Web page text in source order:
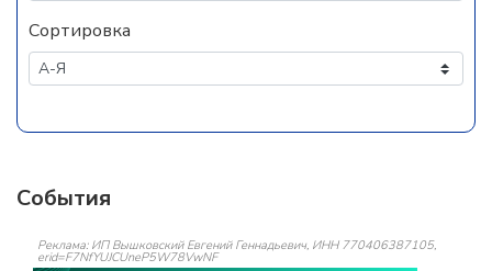
Сортировка
События
Реклама: ИП Вышковский Евгений Геннадьевич, ИНН 770406387105,
erid=F7NfYUJCUneP5W78VwNF